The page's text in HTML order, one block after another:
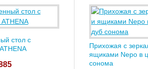
стол с
Прихожая с
ящиками Nepo в
сонома